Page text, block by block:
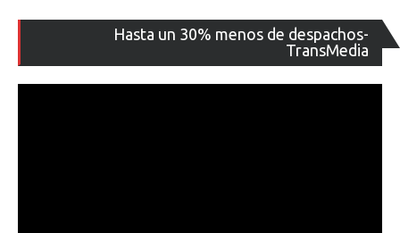
Hasta un 30% menos de despachos-
TransMedia
de